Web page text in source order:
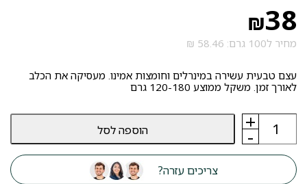
₪38
מחיר ל100 גרם: 58.46 ₪
עצם טבעית עשירה במינרלים וחומצות אמינו. מעסיקה את הכלב
לאורך זמן. משקל ממוצע 120-180 גרם
-
כמות
קרן
אייל
אדום
חצויה
+ הוספה לסל
צריכים עזרה?